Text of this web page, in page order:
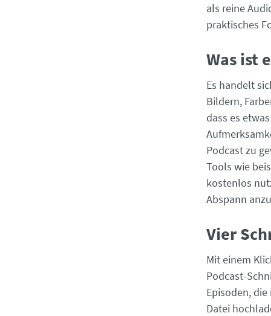
als reine
praktisches
Was ist
Es handelt
Bildern,
dass es
Podcast zu
Tools wie
kostenlos
Abspann
Vier
Mit einem
Podcast-
Episoden,
Datei